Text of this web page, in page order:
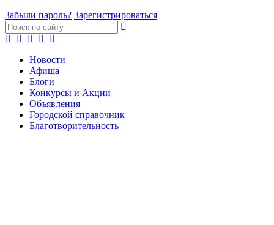
Забыли пароль? Зарегистрироваться
Новости
Афиша
Блоги
Конкурсы и Акции
Объявления
Городской справочник
Благотворительность